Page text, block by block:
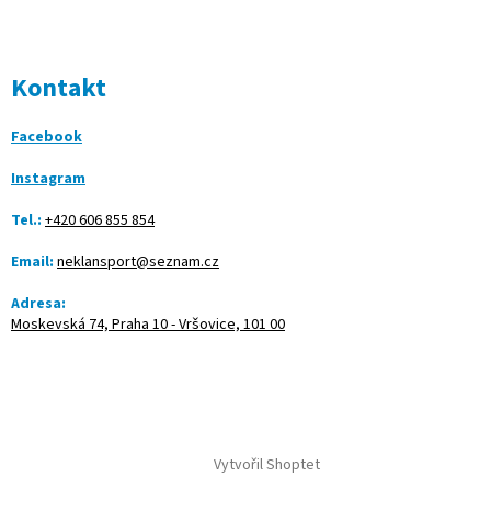
Kontakt
Facebook
Instagram
Tel.: +420 606 855 854
Email: neklansport@seznam.cz
Adresa:
Moskevská 74, Praha 10 - Vršovice, 101 00
Vytvořil Shoptet